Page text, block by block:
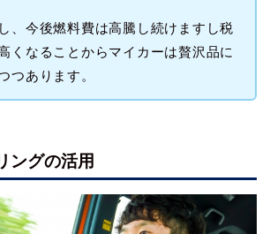
、今後燃料費は高騰し続けますし税
くなることからマイカーは贅沢品に
つあります。
ングの活用